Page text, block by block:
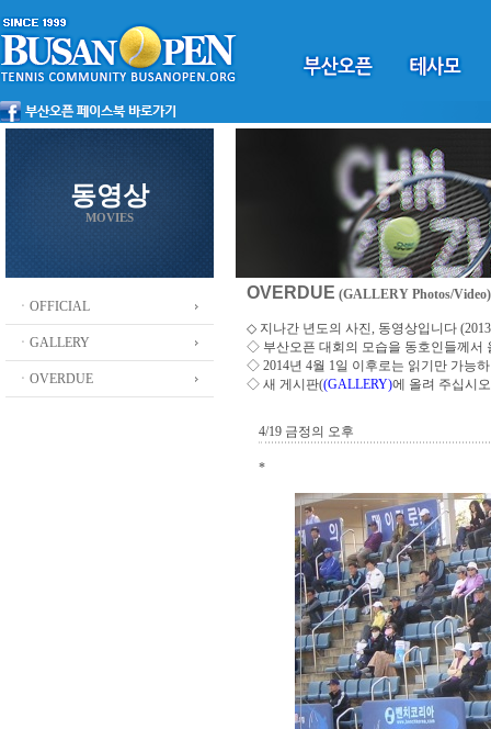
동영상
MOVIES
ㆍOFFICIAL
ㆍGALLERY
ㆍOVERDUE
OVERDUE (GALLERY Photos/Video)
◇ 지나간 년도의 사진, 동영상입니다
◇ 부산오픈 대회의 모습을 동호인들께서
◇ 2014년 4월 1일 이후로는 읽기만 가능
◇ 새 게시판((GALLERY)에 올려 주십시오
4/19 금정의 오후
*